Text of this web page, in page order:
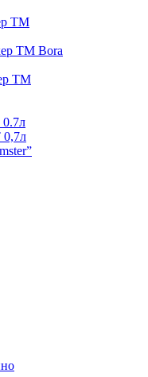
ТМ
ТМ Bora
ТМ
0.7л